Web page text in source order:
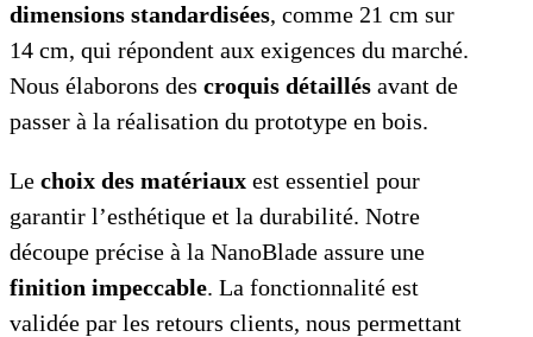
dimensions standardisées, comme 21 cm sur
14 cm, qui répondent aux exigences du marché.
Nous élaborons des croquis détaillés avant de
passer à la réalisation du prototype en bois.
Le choix des matériaux est essentiel pour
garantir l’esthétique et la durabilité. Notre
découpe précise à la NanoBlade assure une
finition impeccable. La fonctionnalité est
validée par les retours clients, nous permettant